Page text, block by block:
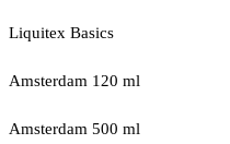
Liquitex Basics
Amsterdam 120 ml
Amsterdam 500 ml